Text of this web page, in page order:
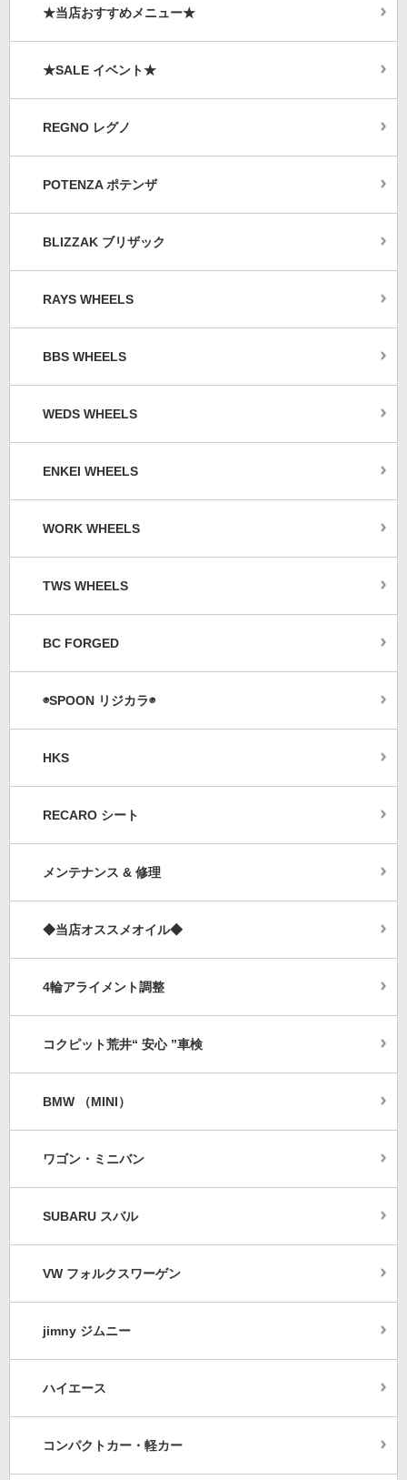
★当店おすすめメニュー★
★SALE イベント★
REGNO レグノ
POTENZA ポテンザ
BLIZZAK ブリザック
RAYS WHEELS
BBS WHEELS
WEDS WHEELS
ENKEI WHEELS
WORK WHEELS
TWS WHEELS
BC FORGED
◉SPOON リジカラ◉
HKS
RECARO シート
メンテナンス & 修理
◆当店オススメオイル◆
4輪アライメント調整
コクピット荒井“ 安心 ”車検
BMW （MINI）
ワゴン・ミニバン
SUBARU スバル
VW フォルクスワーゲン
jimny ジムニー
ハイエース
コンパクトカー・軽カー